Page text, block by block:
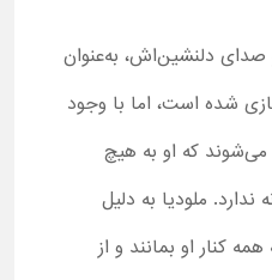
صدای دلنشین‌اش، به‌عنوان
شده است، اما با وجود
می‌شوند که او به هیچ
ملودیا به دلیل
کنار او بمانند و از